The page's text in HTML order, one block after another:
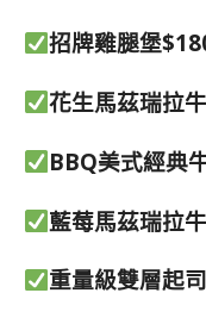
招牌雞腿堡
花生馬茲瑞拉
BBQ美式經典
藍莓馬茲瑞拉
重量級雙層起